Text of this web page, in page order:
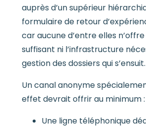
auprès d’un supérieur
formulaire de retour
car aucune d’entre elles
suffisant ni l’infrastructure
gestion des dossiers qui s’ensuit.
Un canal anonyme
effet devrait offrir au minimum :
Une ligne téléphonique